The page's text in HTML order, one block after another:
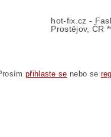
hot-fix.cz -
Prostějov, ČR
přihlaste se nebo se